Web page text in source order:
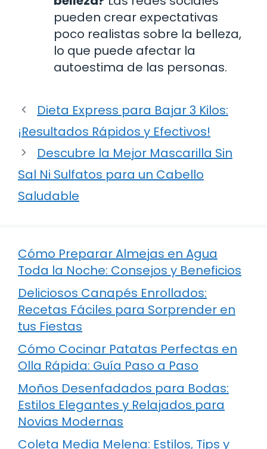
pueden crear expectativas
poco realistas sobre la belleza,
lo que puede afectar la
autoestima de las personas.
Dieta Express para Bajar 3 Kilos:
¡Resultados Rápidos y Efectivos!
Descubre la Mejor Mascarilla Sin
Sal Ni Sulfatos para un Cabello
Saludable
Cómo Preparar Almejas en Agua
Toda la Noche: Consejos y Beneficios
Deliciosos Canapés Enrollados:
Recetas Fáciles para Sorprender en
tus Fiestas
Cómo Cocinar Patatas Perfectas en
Olla Rápida: Guía Paso a Paso
Moños Desenfadados para Bodas:
Estilos Elegantes y Relajados para
Novias Modernas
Coleta Media Melena: Estilos, Tips y